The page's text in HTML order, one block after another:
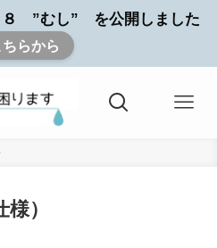
８ ”むし” を公開しました
ちらから
）